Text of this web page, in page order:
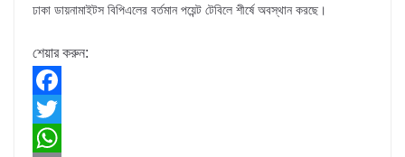
ঢাকা ডায়নামাইটস বিপিএলের বর্তমান পয়েন্ট টেবিলে শীর্ষে অবস্থান করছে।
শেয়ার করুন:
F
aT